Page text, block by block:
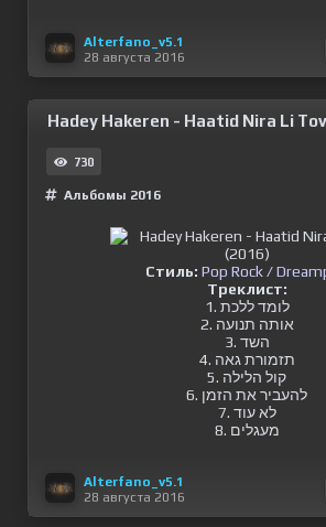
Alterfano_v5.1
28 августа 2016
Hadey Hakeren - Haatid Nira Li
730
Альбомы 2016
Стиль: Pop Rock /
Треклист:
1. לומד ללכת
2. אותה תנועה
3. השד
4. תזמורת גאה
5. קול הלילה
6. להעביר את הזמן
7. לא עוד
8. מעגלים
Alterfano_v5.1
28 августа 2016